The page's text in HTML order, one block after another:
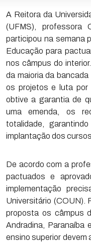
A Reitora da
(UFMS), professora
participou na semana
Educação para
nos câmpus do
da maioria da
os projetos e luta por
obtive a garantia de
uma emenda, os
totalidade,
implantação dos
De acordo com a
pactuados e
implementação
Universitário (COUN).
proposta os câmpus
Andradina, Paranaíba
ensino superior devem